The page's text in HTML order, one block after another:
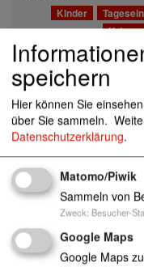
Kinder
Krippen
au
Kinder
Krippen
usalza-Spremberg OT
Kinder
Krippen
speichern
Hier können Sie
über Sie sammeln.
Datenschutzerklärung.
Matomo/Piwik
Sammeln von
Zweck: Besucher-
Google Maps
Google Maps